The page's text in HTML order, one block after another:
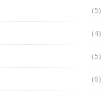
(5)
(4)
(5)
(6)